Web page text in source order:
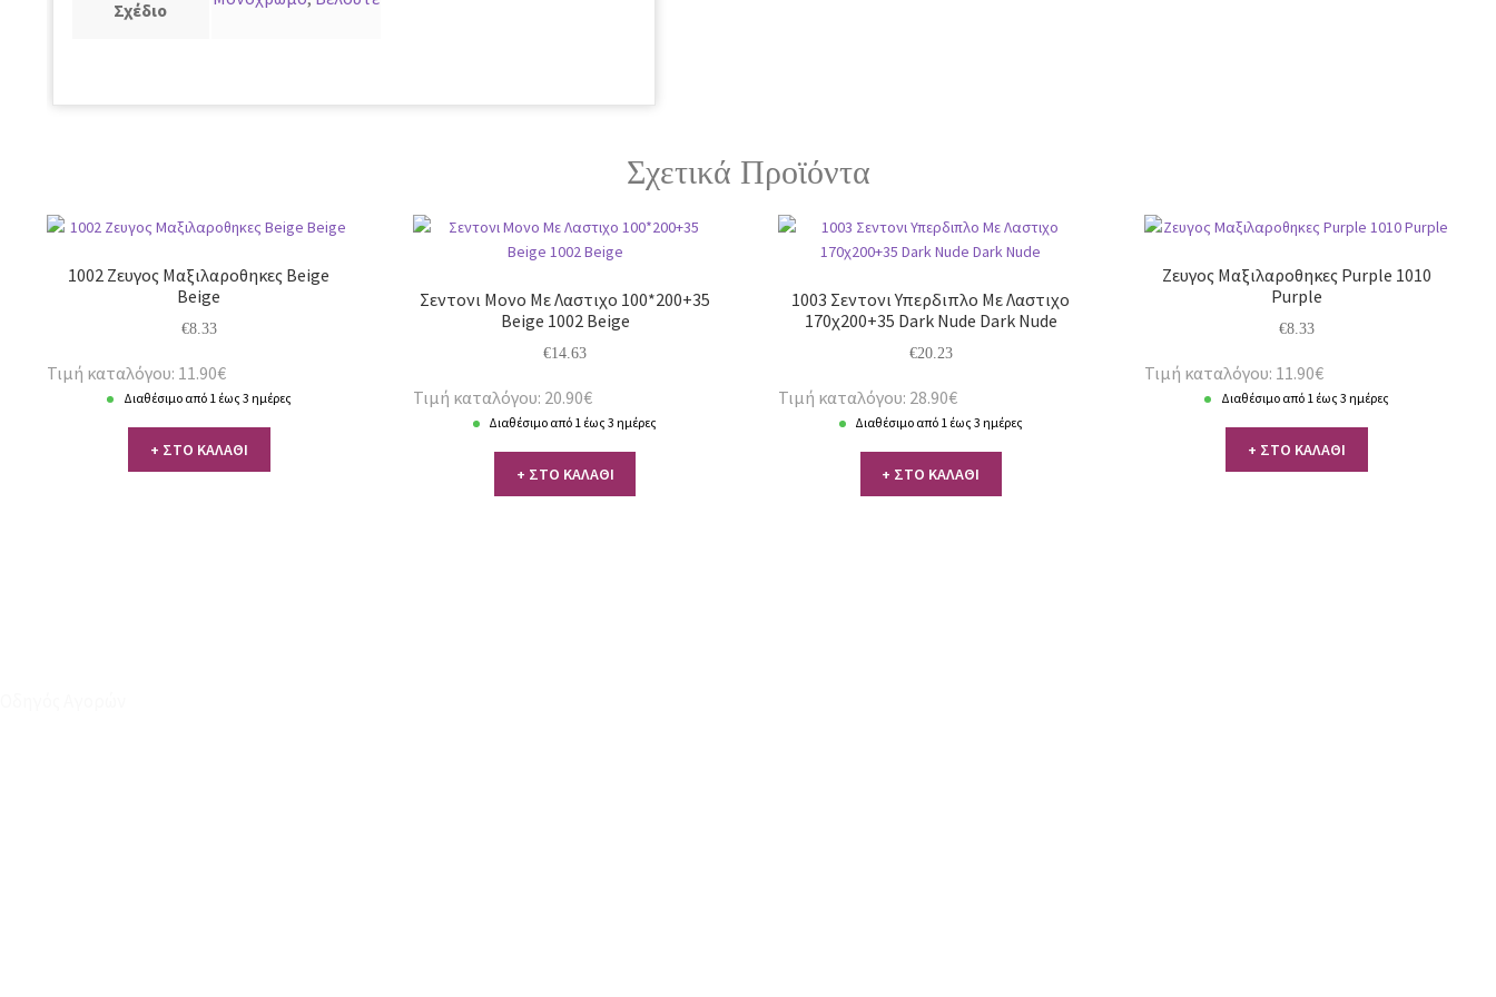
Σχέδιο
Σχετικά Προϊόντα
1002 Ζευγος Μαξιλαροθηκες Beige
Beige
€8.33
Τιμή καταλόγου: 11.90€
Διαθέσιμο από 1 έως 3 ημέρες
+ ΣΤΟ ΚΑΛΑΘΙ
Σεντονι Μονο Με Λαστιχο 100*200+35
Beige 1002 Beige
€14.63
Τιμή καταλόγου: 20.90€
Διαθέσιμο από 1 έως 3 ημέρες
+ ΣΤΟ ΚΑΛΑΘΙ
1003 Σεντονι Υπερδιπλο Με Λαστιχο
170χ200+35 Dark Nude Dark Nude
€20.23
Τιμή καταλόγου: 28.90€
Διαθέσιμο από 1 έως 3 ημέρες
+ ΣΤΟ ΚΑΛΑΘΙ
Ζευγος Μαξιλαροθηκες Purple 1010
Purple
€8.33
Τιμή καταλόγου: 11.90€
Διαθέσιμο από 1 έως 3 ημέρες
+ ΣΤΟ ΚΑΛΑΘΙ